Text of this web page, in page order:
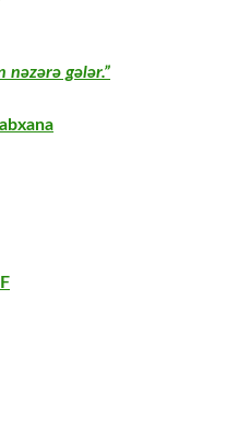
nəzərə gələr.”